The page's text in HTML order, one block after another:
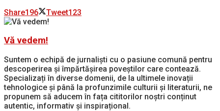
Share196 Tweet123
Vă vedem!
Suntem o echipă de jurnaliști cu o pasiune comună pentru
descoperirea și împărtășirea poveștilor care contează.
Specializați în diverse domenii, de la ultimele inovații
tehnologice și până la profunzimile culturii și literaturii, ne
propunem să aducem în fața cititorilor noștri conținut
autentic, informativ și inspirațional.